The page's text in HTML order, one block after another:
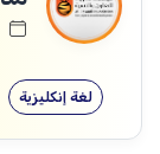
لغة إنكليزية